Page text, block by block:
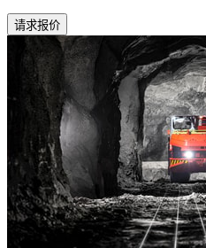
请求报价